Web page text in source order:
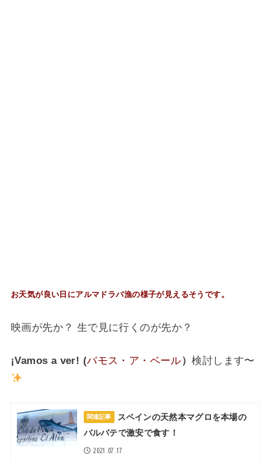
お天気が良い日にアルマドラバ漁の様子が見えるそうです。
映画が先か？ 生で見に行くのが先か？
¡Vamos a ver! (バモス・ア・ベール）検討します〜
関連記事
スペインの天然本マグロを本場の
バルバテで激安で食す！
2021.07.17